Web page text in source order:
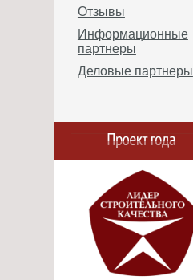
Отзывы
Информационные
партнеры
Деловые партнеры